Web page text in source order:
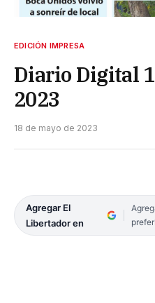
EDICIÓN IMPRESA
Diario Digital
2023
18 de mayo de 2023
Agregar El
Libertador en